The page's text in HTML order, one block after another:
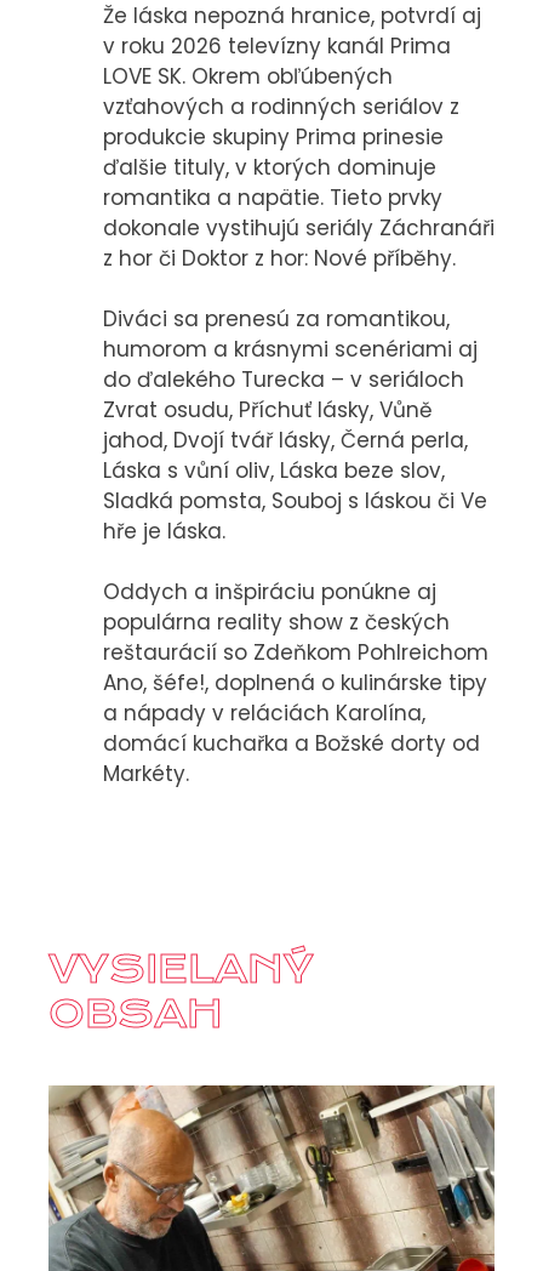
Kariéra
PRESS
Tlačové správy
B2B Rozhovory
KONTAKT
Že láska nepozná hranice, potvrdí aj
v roku 2026 televízny kanál Prima
LOVE SK. Okrem obľúbených
vzťahových a rodinných seriálov z
produkcie skupiny Prima prinesie
ďalšie tituly, v ktorých dominuje
romantika a napätie. Tieto prvky
dokonale vystihujú seriály Záchranáři
z hor či Doktor z hor: Nové příběhy.
Diváci sa prenesú za romantikou,
humorom a krásnymi scenériami aj
do ďalekého Turecka – v seriáloch
Zvrat osudu, Příchuť lásky, Vůně
jahod, Dvojí tvář lásky, Černá perla,
Láska s vůní oliv, Láska beze slov,
Sladká pomsta, Souboj s láskou či Ve
hře je láska.
Oddych a inšpiráciu ponúkne aj
populárna reality show z českých
reštaurácií so Zdeňkom Pohlreichom
Ano, šéfe!, doplnená o kulinárske tipy
a nápady v reláciách Karolína,
domácí kuchařka a Božské dorty od
Markéty.
VYSIELANÝ
OBSAH